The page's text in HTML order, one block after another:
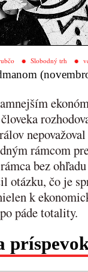
Slobodný trh
rámcom
bez
otázku, čo je
k
páde totality.